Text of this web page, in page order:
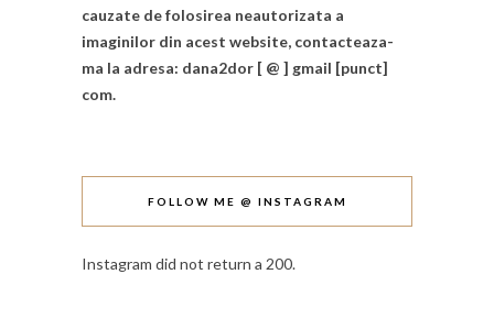
cauzate de folosirea neautorizata a
imaginilor din acest website, contacteaza-
ma la adresa: dana2dor [ @ ] gmail [punct]
com.
FOLLOW ME @ INSTAGRAM
Instagram did not return a 200.